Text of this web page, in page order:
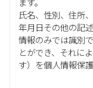
氏名、性別、住所
年月日その他の記
情報のみでは識別
とができ、それに
す）を個人情報保